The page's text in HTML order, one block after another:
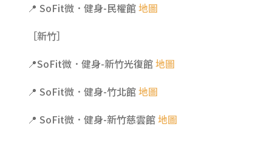
📍 SoFit微．健身-民權館地圖
［新竹］
📍SoFit微．健身-新竹光復館地圖
📍 SoFit微．健身-竹北館地圖
📍 SoFit微．健身-新竹慈雲館地圖